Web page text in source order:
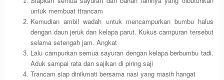
untuk membuat ttrancam
Kemudian ambil wadah untuk mencampurkan bumbu halus
dengan daun jeruk dan kelapa parut. Kukus campuran tersebut
selama setengah jam. Angkat
Lalu campurkan semua sayuran dengan kelapa berbumbu tadi.
Aduk sampai rata dan sajikan di piring saji
Trancam siap dinikmati bersama nasi yang masih hangat